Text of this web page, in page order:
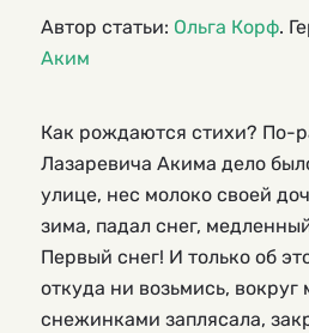
Автор статьи: Ольга Корф.
Аким
Как рождаются стихи? По-
Лазаревича Акима дело
улице, нес молоко своей
зима, падал снег,
Первый снег! И только об
откуда ни возьмись, вокруг
снежинками заплясала,